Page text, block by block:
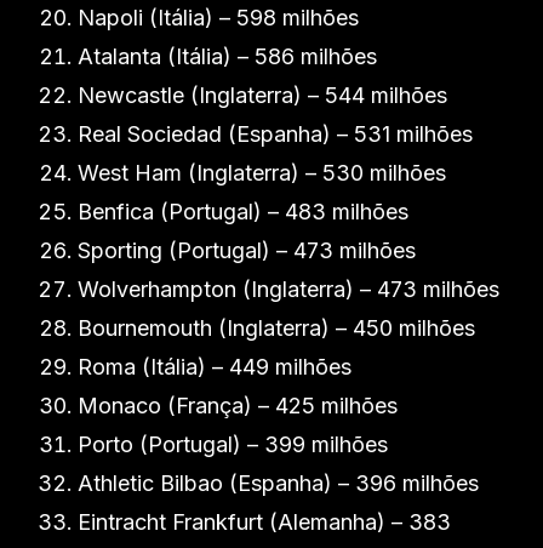
Napoli (Itália) – 598 milhões
Atalanta (Itália) – 586 milhões
Newcastle (Inglaterra) – 544 milhões
Real Sociedad (Espanha) – 531 milhões
West Ham (Inglaterra) – 530 milhões
Benfica (Portugal) – 483 milhões
Sporting (Portugal) – 473 milhões
Wolverhampton (Inglaterra) – 473 milhões
Bournemouth (Inglaterra) – 450 milhões
Roma (Itália) – 449 milhões
Monaco (França) – 425 milhões
Porto (Portugal) – 399 milhões
Athletic Bilbao (Espanha) – 396 milhões
Eintracht Frankfurt (Alemanha) – 383